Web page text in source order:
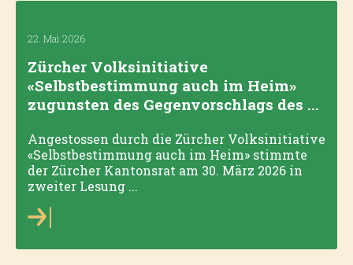
22. Mai 2026
Zürcher Volksinitiative
«Selbstbestimmung auch im Heim»
zugunsten des Gegenvorschlags des ...
Angestossen durch die Zürcher Volksinitiative
«Selbstbestimmung auch im Heim» stimmte
der Zürcher Kantonsrat am 30. März 2026 in
zweiter Lesung ...